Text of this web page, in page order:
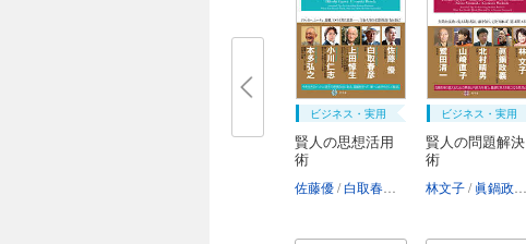
ビジネス・実用
賢人の思想活用
術
佐藤優 白取春彦 上田惇生 小川仁志
ビジネス・実用
賢人の問題解決
術
林文子 眞鍋政義